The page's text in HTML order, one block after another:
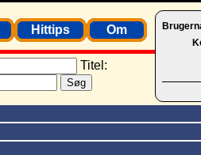
Hittips Om
Titel: